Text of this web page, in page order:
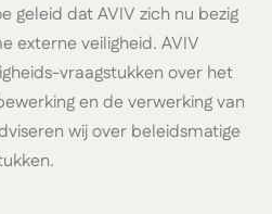
geleid dat AVIV zich nu bezig
externe veiligheid. AVIV
vraagstukken over het
en de verwerking van
wij over beleidsmatige